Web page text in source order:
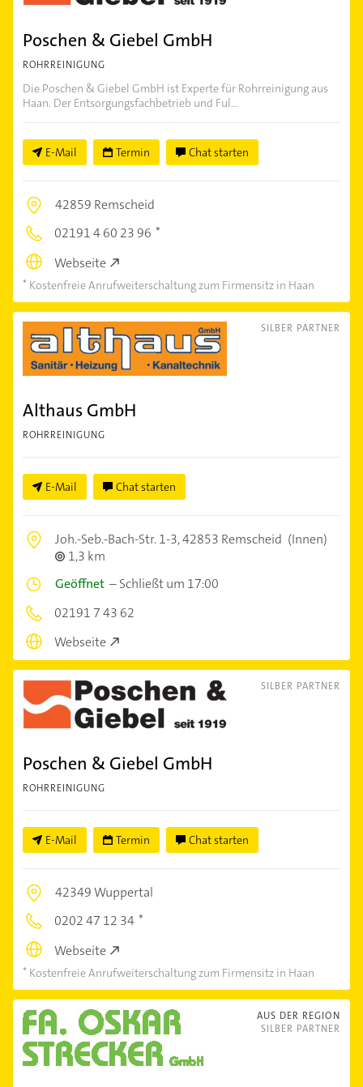
Poschen & Giebel GmbH
ROHRREINIGUNG
Die Poschen & Giebel GmbH ist Experte für Rohrreinigung aus
Haan. Der Entsorgungsfachbetrieb und Ful...
E-Mail Termin Chat starten
42859 Remscheid
02191 4 60 23 96
Webseite
Kostenfreie Anrufweiterschaltung zum Firmensitz in Haan
SILBER PARTNER
Althaus GmbH
ROHRREINIGUNG
E-Mail Chat starten
Joh.-Seb.-Bach-Str. 1-3,42853 Remscheid (Innen)
1,3 km
Geöffnet –Schließt um 17:00
02191 7 43 62
Webseite
SILBER PARTNER
Poschen & Giebel GmbH
ROHRREINIGUNG
E-Mail Termin Chat starten
42349 Wuppertal
0202 47 12 34
Webseite
Kostenfreie Anrufweiterschaltung zum Firmensitz in Haan
AUS DER REGION
SILBER PARTNER